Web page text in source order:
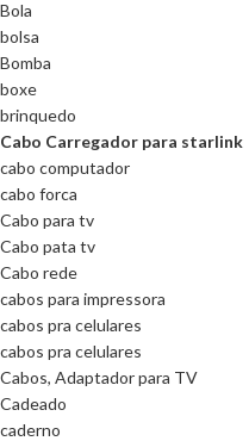
Bola
bolsa
Bomba
boxe
brinquedo
Cabo Carregador para starlink
cabo computador
cabo forca
Cabo para tv
Cabo pata tv
Cabo rede
cabos para impressora
cabos pra celulares
cabos pra celulares
Cabos, Adaptador para TV
Cadeado
caderno